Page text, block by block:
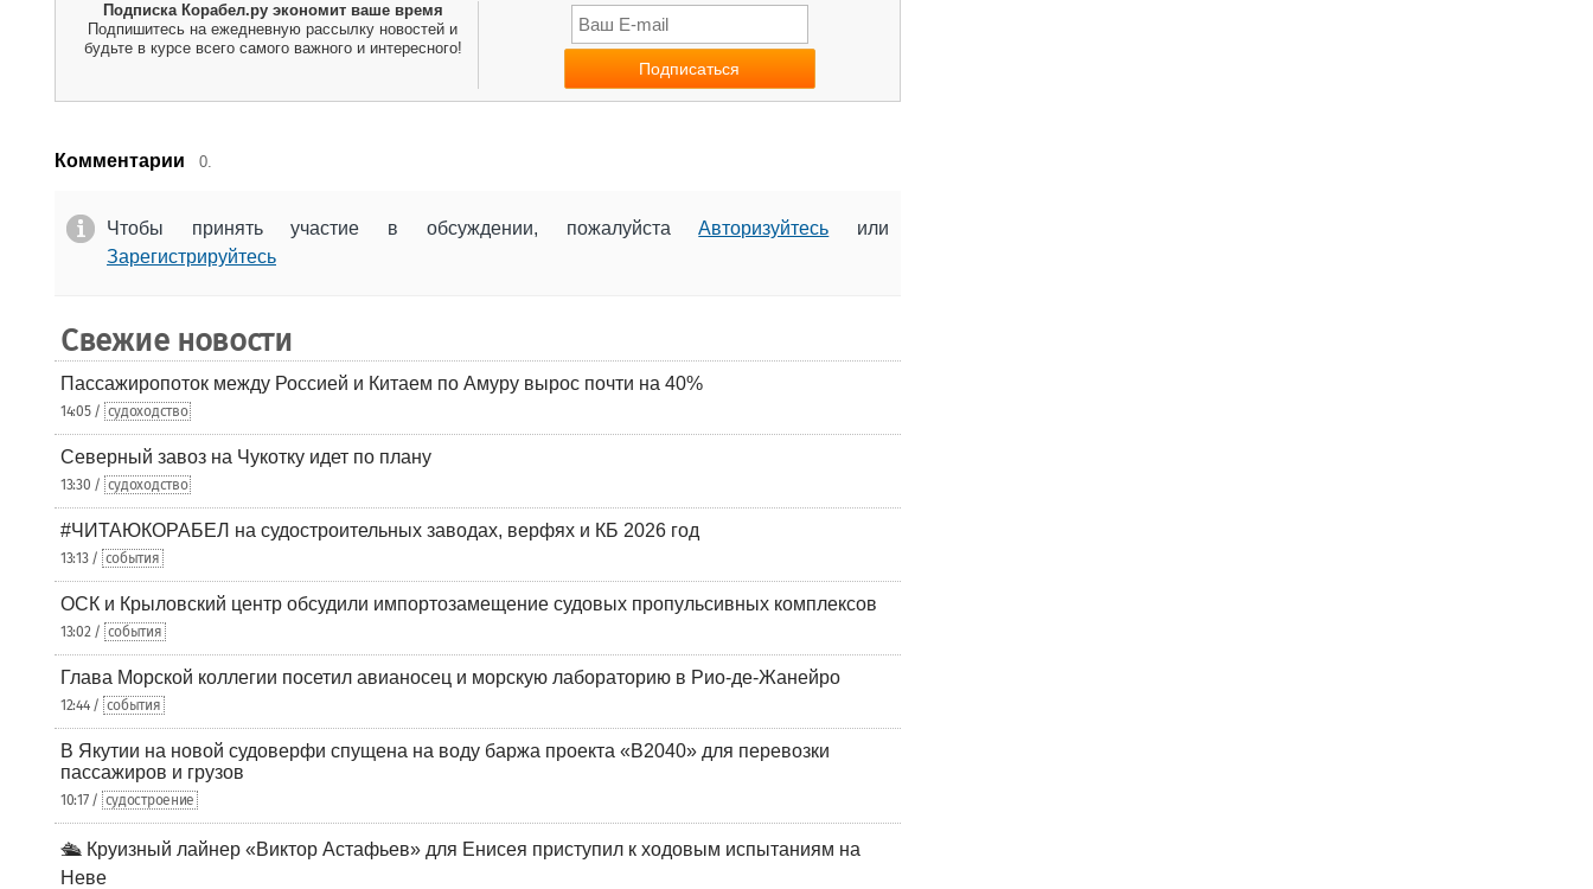
Подписка Корабел.ру экономит ваше время
Подпишитесь на ежедневную рассылку новостей и
будьте в курсе всего самого важного и интересного!
Комментарии 0.
Чтобы принять участие в обсуждении, пожалуйстаАвторизуйтесь или
Зарегистрируйтесь
Свежие новости
Пассажиропоток между Россией и Китаем по Амуру вырос почти на 40%
14:05 / судоходство
Северный завоз на Чукотку идет по плану
13:30 / судоходство
#ЧИТАЮКОРАБЕЛ на судостроительных заводах, верфях и КБ 2026 год
13:13 / события
ОСК и Крыловский центр обсудили импортозамещение судовых пропульсивных комплексов
13:02 / события
Глава Морской коллегии посетил авианосец и морскую лабораторию в Рио-де-Жанейро
12:44 / события
В Якутии на новой судоверфи спущена на воду баржа проекта «В2040» для перевозки
пассажиров и грузов
10:17 / судостроение
🛳️ Круизный лайнер «Виктор Астафьев» для Енисея приступил к ходовым испытаниям на
Неве